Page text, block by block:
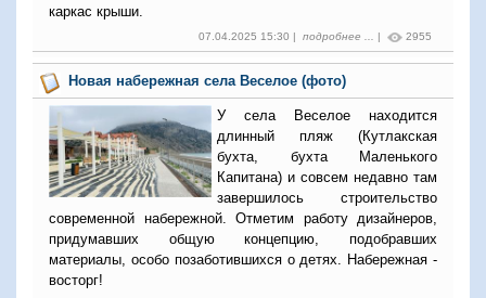
каркас крыши.
07.04.2025 15:30 | подробнее ... | 2955
Новая набережная села Веселое (фото)
У села Веселое находится
длинный пляж (Кутлакская
бухта, бухта Маленького
Капитана) и совсем недавно там
завершилось строительство
современной набережной. Отметим работу дизайнеров,
придумавших общую концепцию, подобравших
материалы, особо позаботившихся о детях. Набережная -
восторг!